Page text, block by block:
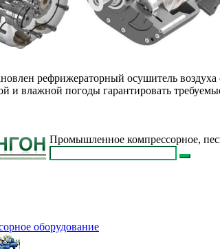
рефрижераторный осушитель
и влажной погоды гарантировать
Промышленное компрессорное,
оборудование